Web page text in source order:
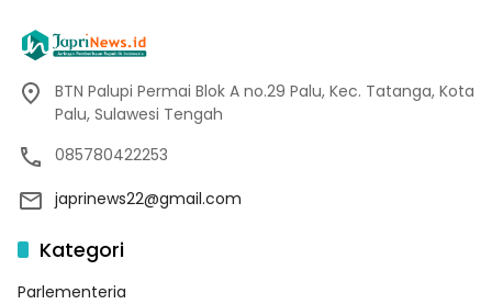
BTN Palupi Permai Blok A no.29 Palu, Kec. Tatanga, Kota
Palu, Sulawesi Tengah
085780422253
japrinews22@gmail.com
Kategori
Parlementeria